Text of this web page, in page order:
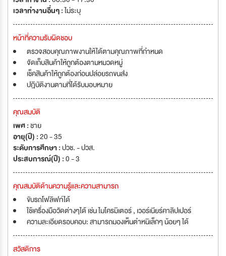
เวลาทำงานอื่นๆ :ไม่ระบุ
หน้าที่ความรับผิดชอบ
ตรวจสอบคุณภาพงานให้ได้ตามคุณภาพที่กำหนด
จัดเก็บสินค้าให้ถูกต้องตามหมวดหมู่
เช็คสินค้าให้ถูกต้องก่อนปล่อยรถขนส่ง
ปฎิบัติงานตามที่ได้รับมอบหมาย
คุณสมบัติ
เพศ :ชาย
อายุ(ปี) :20 - 35
ระดับการศึกษา :ปวช. - ปวส.
ประสบการณ์(ปี) :0 - 3
คุณสมบัติด้านความรู้และความสามารถ
ขับรถโฟลิฟท์ได้
ใช้เครื่องมือวัดต่างๆได้ เช่น ไมโครมิเตอร์ , เวอร์เนียร์คาลิปเปอร์
ความละเอียดรอบคอบ: สามารถมองเห็นตำหนิเล็กๆ น้อยๆ ได้
สวัสดิการ